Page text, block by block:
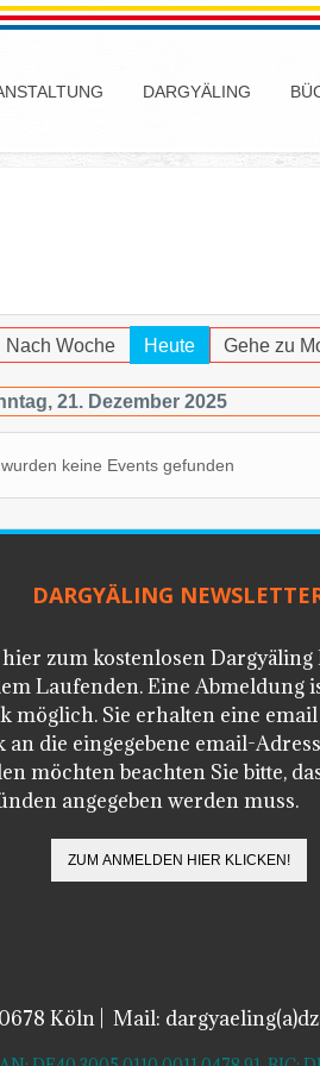
DARGYÄLING
Nach Woche Heute Gehe zu
21. Dezember 2025
keine Events gefunden
DARGYÄLING
zum kostenlosen
Laufenden. Eine Abmeldung
möglich. Sie erhalten eine
die eingegebene email-
möchten beachten Sie bitte,
angegeben werden muss.
Köln | Mail: